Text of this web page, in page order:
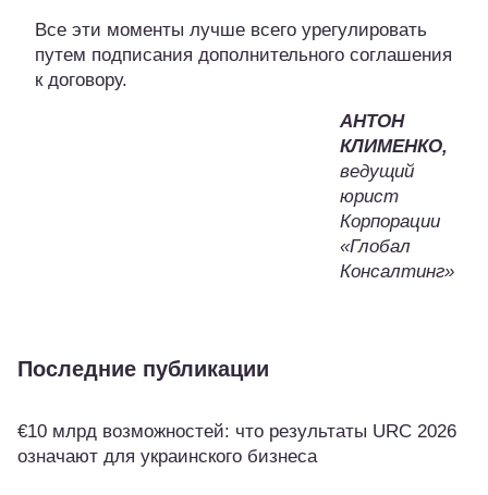
Все эти моменты лучше всего урегулировать
путем подписания дополнительного соглашения
к договору.
АНТОН
КЛИМЕНКО,
ведущий
юрист
Корпорации
«Глобал
Консалтинг»
Последние публикации
€10 млрд возможностей: что результаты URC 2026
означают для украинского бизнеса